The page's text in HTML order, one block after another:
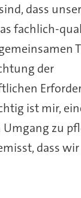
dass
fachlich-
der
ist mir,
zu
dass